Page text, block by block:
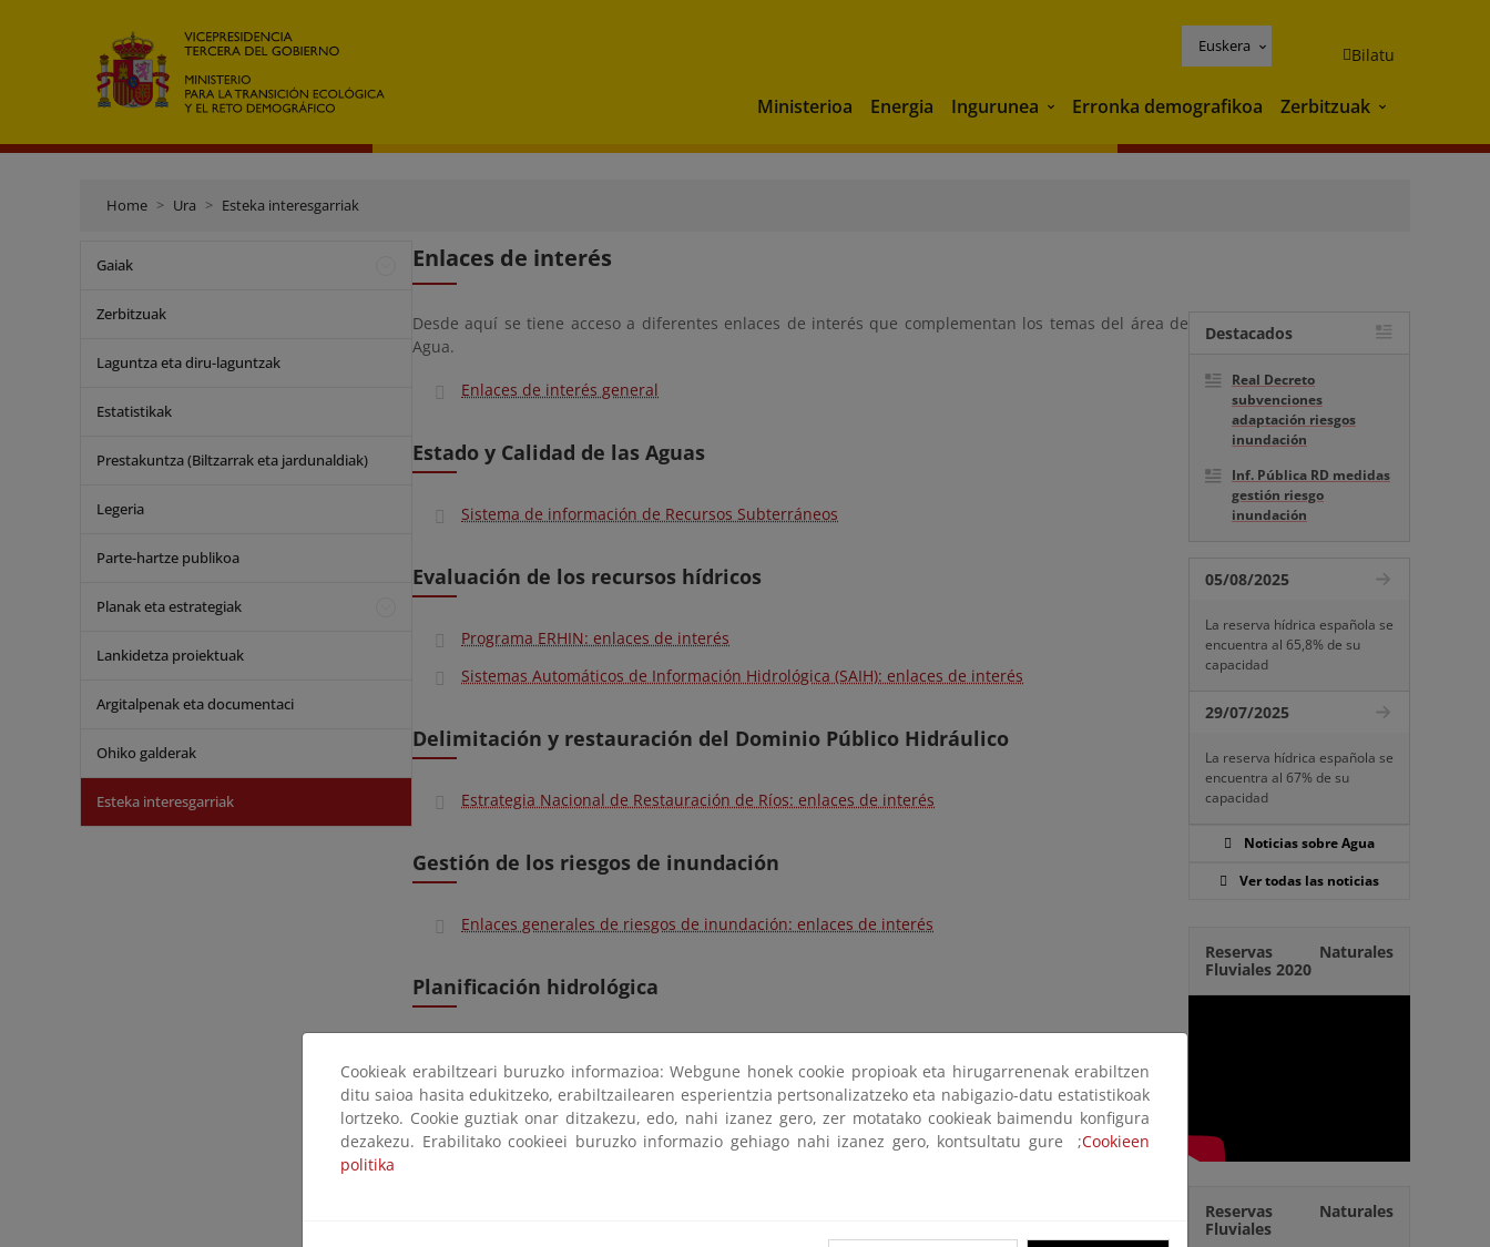
Euskera Bilatu
Ministerioa Energia Ingurunea Ingurunea
Erronka demografikoa Zerbitzuak Zerbitzuak
Home Ura Esteka interesgarriak
Gaiak
Zerbitzuak
Laguntza eta diru-laguntzak
Estatistikak
Prestakuntza (Biltzarrak eta jardunaldiak)
Legeria
Parte-hartze publikoa
Planak eta estrategiak
Lankidetza proiektuak
Argitalpenak eta documentaci
Ohiko galderak
Esteka interesgarriak
Enlaces de interés
Desde aquí se tiene acceso a diferentes enlaces de interés que complementan los temas del área de
Agua.
Enlaces de interés general
Estado y Calidad de las Aguas
Sistema de información de Recursos Subterráneos
Evaluación de los recursos hídricos
Programa ERHIN: enlaces de interés
Sistemas Automáticos de Información Hidrológica (SAIH): enlaces de interés
Delimitación y restauración del Dominio Público Hidráulico
Estrategia Nacional de Restauración de Ríos: enlaces de interés
Gestión de los riesgos de inundación
Enlaces generales de riesgos de inundación: enlaces de interés
Planificación hidrológica
Sistema de Información CIRCA Europa
Sistema de Información CIRCA España
Destacados
Real Decreto
subvenciones
adaptación riesgos
inundación
Inf. Pública RD medidas
gestión riesgo
inundación
05/08/2025
La reserva hídrica española se
encuentra al 65,8% de su
capacidad
29/07/2025
La reserva hídrica española se
encuentra al 67% de su
capacidad
Noticias sobre Agua
Ver todas las noticias
Reservas Naturales
Fluviales 2020
Reservas Naturales
Fluviales
Cookieak erabiltzeari buruzko informazioa: Webgune honek cookie propioak eta hirugarrenenak erabiltzen
ditu saioa hasita edukitzeko, erabiltzailearen esperientzia pertsonalizatzeko eta nabigazio-datu estatistikoak
lortzeko. Cookie guztiak onar ditzakezu, edo, nahi izanez gero, zer motatako cookieak baimendu konfigura
dezakezu. Erabilitako cookieei buruzko informazio gehiago nahi izanez gero, kontsultatu gure ;Cookieen
politika